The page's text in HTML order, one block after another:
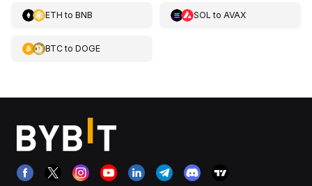
ETH to BNB SOL to AVAX
BTCto DOGE